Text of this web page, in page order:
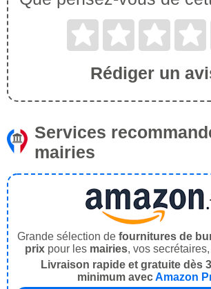
Rédiger un
Services
mairies
Grande sélection de fournitures de
prix pour les mairies, vos
Livraison rapide et gratuite dès
minimum avecAmazon